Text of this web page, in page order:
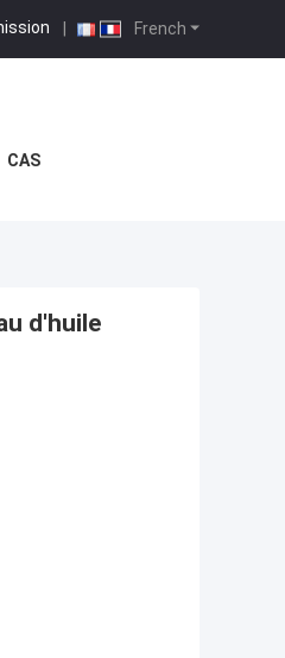
French
|
CAS
d'huile